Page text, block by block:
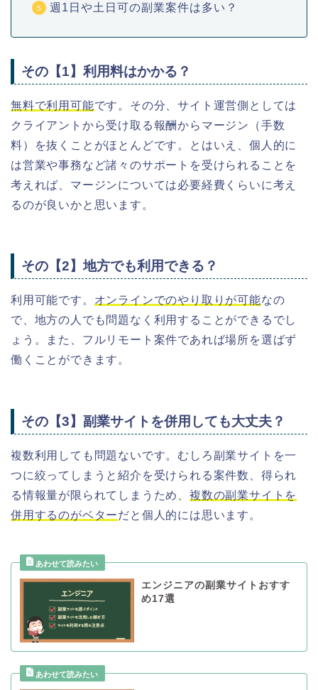
週1日や土日可の副業案件は多い？
その【1】利用料はかかる？
無料で利用可能です。その分、サイト運営側としては
クライアントから受け取る報酬からマージン（手数
料）を抜くことがほとんどです。とはいえ、個人的に
は営業や事務など諸々のサポートを受けられることを
考えれば、マージンについては必要経費くらいに考え
るのが良いかと思います。
その【2】地方でも利用できる？
利用可能です。 オンラインでのやり取りが可能なの
で、地方の人でも問題なく利用することができるでし
ょう。また、フルリモート案件であれば場所を選ばず
働くことができます。
その【3】副業サイトを併用しても大丈夫？
複数利用しても問題ないです。むしろ副業サイトを一
つに絞ってしまうと紹介を受けられる案件数、得られ
る情報量が限られてしまうため、複数の副業サイトを
併用するのがベターだと個人的には思います。
エンジニアの副業サイトおすす
め17選